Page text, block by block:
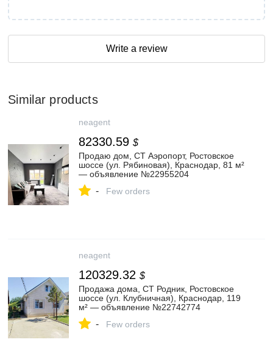
Write a review
Similar products
neagent
82330.59 $
Продаю дом, СТ Аэропорт, Ростовское
шоссе (ул. Рябиновая), Краснодар, 81 м²
— объявление №22955204
- Few orders
neagent
120329.32 $
Продажа дома, СТ Родник, Ростовское
шоссе (ул. Клубничная), Краснодар, 119
м² — объявление №22742774
- Few orders